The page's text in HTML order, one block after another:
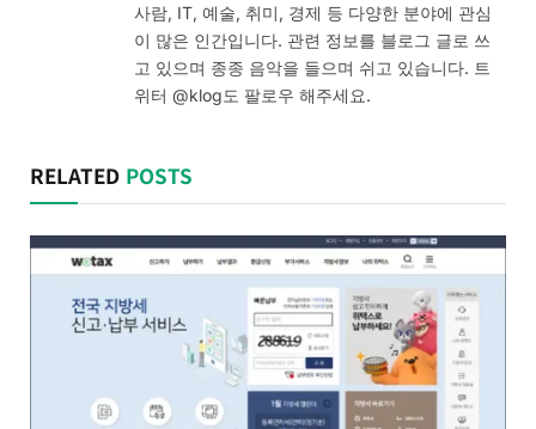
사람, IT, 예술, 취미, 경제 등 다양한 분야에 관심
이 많은 인간입니다. 관련 정보를 블로그 글로 쓰
고 있으며 종종 음악을 들으며 쉬고 있습니다. 트
위터 @klog도 팔로우 해주세요.
RELATED POSTS